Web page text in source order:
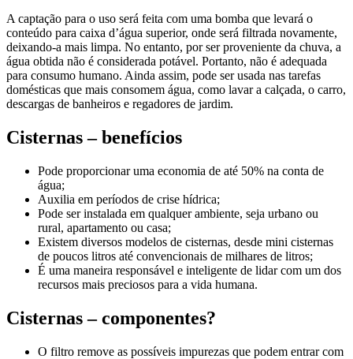
A captação para o uso será feita com uma bomba que levará o
conteúdo para caixa d’água superior, onde será filtrada novamente,
deixando-a mais limpa. No entanto, por ser proveniente da chuva, a
água obtida não é considerada potável. Portanto, não é adequada
para consumo humano. Ainda assim, pode ser usada nas tarefas
domésticas que mais consomem água, como lavar a calçada, o carro,
descargas de banheiros e regadores de jardim.
Cisternas – benefícios
Pode proporcionar uma economia de até 50% na conta de
água;
Auxilia em períodos de crise hídrica;
Pode ser instalada em qualquer ambiente, seja urbano ou
rural, apartamento ou casa;
Existem diversos modelos de cisternas, desde mini cisternas
de poucos litros até convencionais de milhares de litros;
É uma maneira responsável e inteligente de lidar com um dos
recursos mais preciosos para a vida humana.
Cisternas – componentes?
O filtro remove as possíveis impurezas que podem entrar com